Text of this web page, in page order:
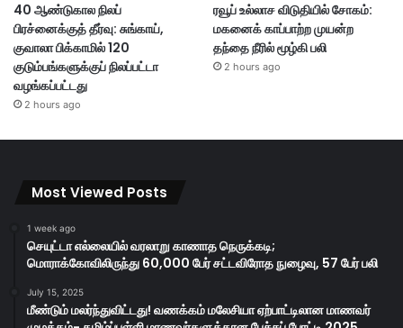
40 ஆண்டுகால நிலப்
பிரச்னைக்குத் தீர்வு: சுங்காய்,
குவாலா பிக்காமில் 120
குடும்பங்களுக்குப் நிலப்பட்டா
வழங்கப்பட்டது
2 hours ago
ரவூப் உல்லாச விடுதியில் சோகம்:
மகனைக் காப்பாற்ற முயன்ற
தந்தை நீரில் மூழ்கி பலி
2 hours ago
Most Viewed Posts
1 week ago
செயுட்டா எல்லையில் வரலாறு காணாத நெருக்கடி;
மொராக்கோவிலிருந்து 60,000 பேர் சட்டவிரோத நுழைவு, 57 பேர் பலி
July 15, 2025
மீண்டும் மலர்ந்துவிட்டது! வணக்கம் மலேசியா ஏற்பாட்டிலான மாணவர்